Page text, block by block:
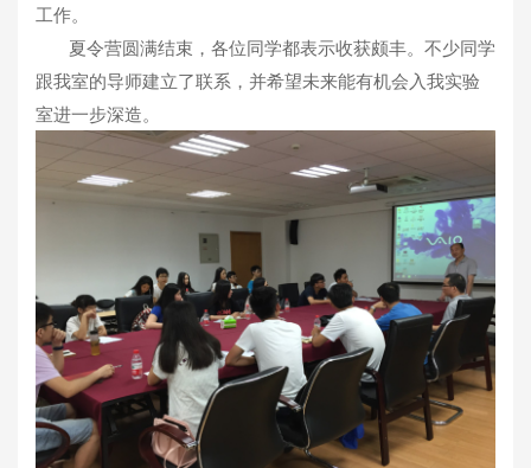
工作。
夏令营圆满结束，各位同学都表示收获颇丰。不少同学
跟我室的导师建立了联系，并希望未来能有机会入我实验
室进一步深造。